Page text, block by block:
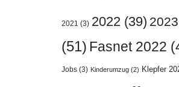
2021 (3) 2022 (39) 2023
(51) Fasnet 2022
Jobs (3) Kinderumzug (2) Klepfer